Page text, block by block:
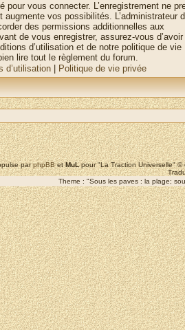
pour vous connecter. L’enregistrement ne
augmente vos possibilités. L’administrateur
des permissions additionnelles aux
de vous enregistrer, assurez-vous
d’utilisation et de notre politique de vie
lire tout le règlement du forum.
d’utilisation
Politique de vie privée
parphpBBetMuLpour "La Traction Universelle"
Theme : "Sous les paves : la plage;